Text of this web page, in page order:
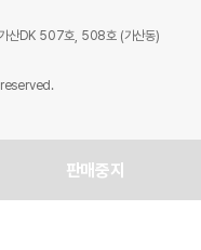
판매중지
가산DK 507호, 508호 (가산동)